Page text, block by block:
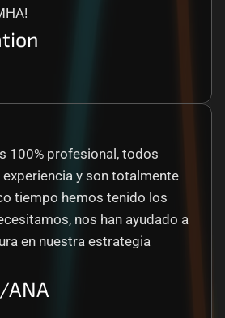
y son totalmente
tiempo hemos tenido los
nos han ayudado a
en nuestra estrategia
ANA